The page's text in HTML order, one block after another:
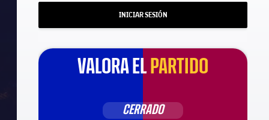
INICIAR SESIÓN
VALORA EL PARTIDO
CERRADO